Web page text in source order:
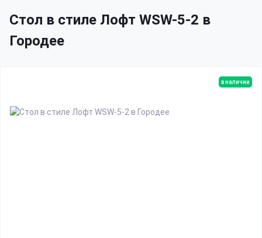
Стол в стиле Лофт WSW-5-2 в
Городее
в наличии